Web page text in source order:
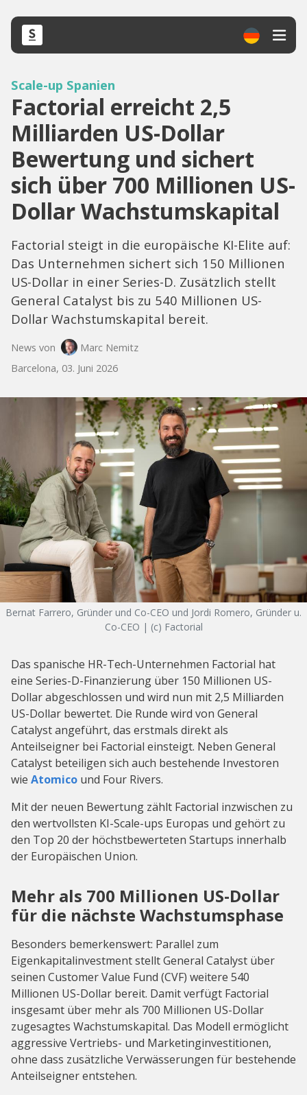
Scale-up Spanien
Factorial erreicht 2,5
Milliarden US-Dollar
Bewertung und sichert
sich über 700 Millionen US-
Dollar Wachstumskapital
Factorial steigt in die europäische KI-Elite auf:
Das Unternehmen sichert sich 150 Millionen
US-Dollar in einer Series-D. Zusätzlich stellt
General Catalyst bis zu 540 Millionen US-
Dollar Wachstumskapital bereit.
News von
Marc Nemitz
Barcelona, 03. Juni 2026
Bernat Farrero, Gründer und Co-CEO und Jordi Romero, Gründer u.
Co-CEO | (c) Factorial
Das spanische HR-Tech-Unternehmen Factorial hat
eine Series-D-Finanzierung über 150 Millionen US-
Dollar abgeschlossen und wird nun mit 2,5 Milliarden
US-Dollar bewertet. Die Runde wird von General
Catalyst angeführt, das erstmals direkt als
Anteilseigner bei Factorial einsteigt. Neben General
Catalyst beteiligen sich auch bestehende Investoren
wie Atomico und Four Rivers.
Mit der neuen Bewertung zählt Factorial inzwischen zu
den wertvollsten KI-Scale-ups Europas und gehört zu
den Top 20 der höchstbewerteten Startups innerhalb
der Europäischen Union.
Mehr als 700 Millionen US-Dollar
für die nächste Wachstumsphase
Besonders bemerkenswert: Parallel zum
Eigenkapitalinvestment stellt General Catalyst über
seinen Customer Value Fund (CVF) weitere 540
Millionen US-Dollar bereit. Damit verfügt Factorial
insgesamt über mehr als 700 Millionen US-Dollar
zugesagtes Wachstumskapital. Das Modell ermöglicht
aggressive Vertriebs- und Marketinginvestitionen,
ohne dass zusätzliche Verwässerungen für bestehende
Anteilseigner entstehen.